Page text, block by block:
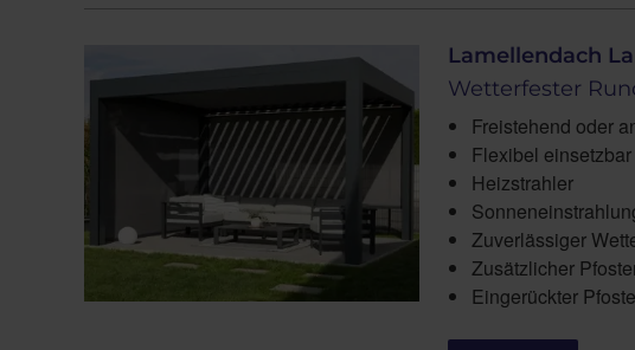
Lamellendach
Wetterfester
Freistehend oder
Flexibel einsetzbar
Heizstrahler
Zuverlässiger
Zusätzlicher
Eingerückter